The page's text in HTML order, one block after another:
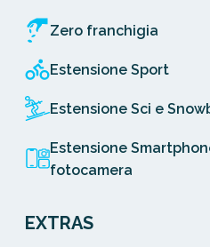
Zero franchigia
Estensione Sport
Estensione Sci e
Estensione
fotocamera
EXTRAS